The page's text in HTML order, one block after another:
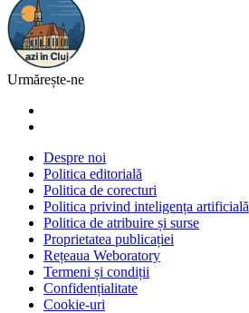
Urmărește-ne
Despre noi
Politica editorială
Politica de corecturi
Politica privind inteligența artificială
Politica de atribuire și surse
Proprietatea publicației
Rețeaua Weboratory
Termeni și condiții
Confidențialitate
Cookie-uri